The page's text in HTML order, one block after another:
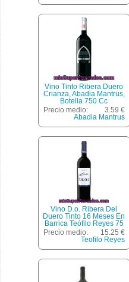
Vino Tinto Ribera Duero
Crianza, Abadia Mantrus,
Botella 750 Cc
Precio medio:
3.59 €
Abadia Mantrus
Vino D.o. Ribera Del
Duero Tinto 16 Meses En
Barrica Teófilo Reyes 75
Cl.
Precio medio:
15.25 €
Teofilo Reyes